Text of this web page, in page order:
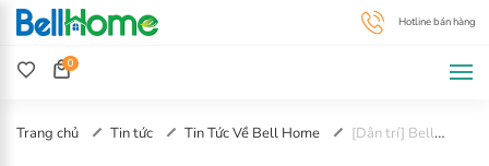
0
Trang chủ Tin tức Tin Tức Về Bell Home
[Dân trí] Bell